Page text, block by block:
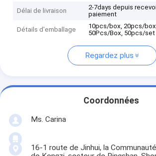
Délai de livraison
2-7days depuis
paiement
Détails d'emballage
10pcs/box, 20pcs/
50Pcs/Box, 50pcs/set
Regardez plus
Coordonnées
Ms. Carina
16-1 route de Jinhui, la